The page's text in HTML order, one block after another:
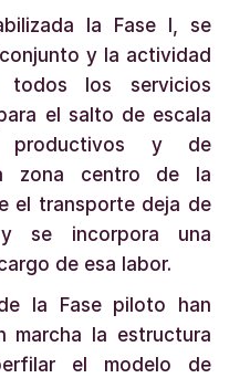
la Fase I, se
y la actividad
los servicios
el salto de escala
y de
zona centro de la
el transporte deja de
se incorpora una
de esa labor.
la Fase piloto han
marcha la estructura
el modelo de